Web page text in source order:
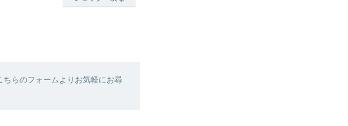
らのフォームよりお気軽にお尋